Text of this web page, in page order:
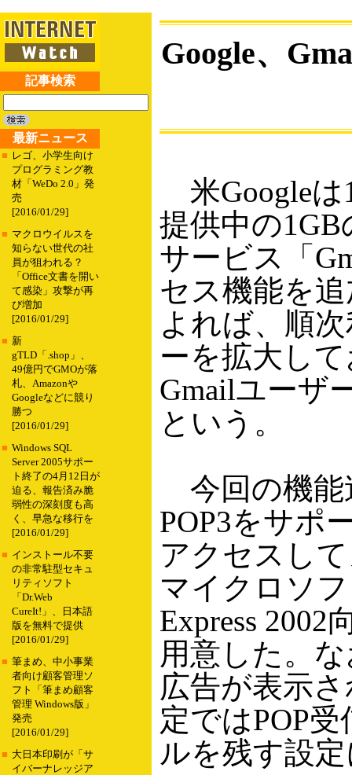
記事検索
最新ニュース
■ レゴ、小学生向け
プログラミング教
材「WeDo 2.0」発
売
[2016/01/29]
■ マクロウイルスを
知らない世代の社
員が狙われる？
「Office文書を開い
て感染」攻撃が再
び増加
[2016/01/29]
■ 新
gTLD「.shop」、
49億円でGMOが落
札、Amazonや
Googleなどに競り
勝つ
[2016/01/29]
■ Windows SQL
Server 2005サポー
ト終了の4月12日が
迫る、報告済み脆
弱性の深刻度も高
く、早急な移行を
[2016/01/29]
■ インストール不要
の非常駐型セキュ
リティソフト
「Dr.Web
CureIt!」、日本語
版を無料で提供
[2016/01/29]
■ 筆まめ、中小事業
者向け顧客管理ソ
フト「筆まめ顧客
管理 Windows版」
発売
[2016/01/29]
■ 大日本印刷が「サ
イバーナレッジア
Google、
米Googleは
提供中の1GB
サービス「
セス機能を
よれば、順
ーを拡大し
Gmailユーザ
という。
今回の機能
POP3をサポ
アクセスし
マイクロソ
Express
用意した。
広告が表示
定ではPOP
ルを残す設